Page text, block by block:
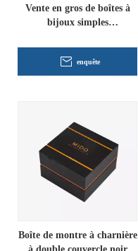
Vente en gros de boîtes à
bijoux simples
enquête
Boîte de montre à charnière